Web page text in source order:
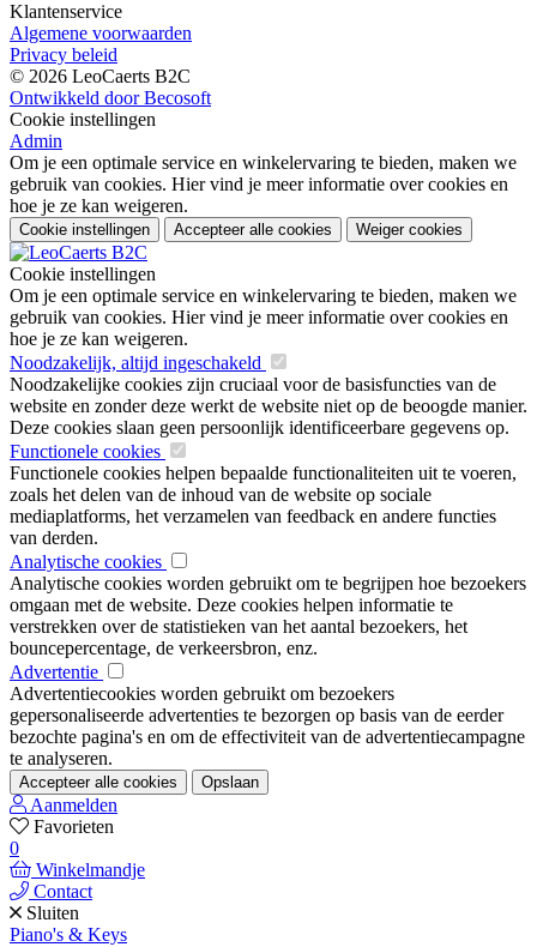
Klantenservice
Algemene voorwaarden
Privacy beleid
© 2026 LeoCaerts B2C
Ontwikkeld door Becosoft
Cookie instellingen
Admin
Om je een optimale service en winkelervaring te bieden, maken we
gebruik van cookies. Hier vind je meer informatie over cookies en
hoe je ze kan weigeren.
Cookie instellingen Accepteer alle cookies Weiger cookies
Cookie instellingen
Om je een optimale service en winkelervaring te bieden, maken we
gebruik van cookies. Hier vind je meer informatie over cookies en
hoe je ze kan weigeren.
Noodzakelijk, altijd ingeschakeld
Noodzakelijke cookies zijn cruciaal voor de basisfuncties van de
website en zonder deze werkt de website niet op de beoogde manier.
Deze cookies slaan geen persoonlijk identificeerbare gegevens op.
Functionele cookies
Functionele cookies helpen bepaalde functionaliteiten uit te voeren,
zoals het delen van de inhoud van de website op sociale
mediaplatforms, het verzamelen van feedback en andere functies
van derden.
Analytische cookies
Analytische cookies worden gebruikt om te begrijpen hoe bezoekers
omgaan met de website. Deze cookies helpen informatie te
verstrekken over de statistieken van het aantal bezoekers, het
bouncepercentage, de verkeersbron, enz.
Advertentie
Advertentiecookies worden gebruikt om bezoekers
gepersonaliseerde advertenties te bezorgen op basis van de eerder
bezochte pagina's en om de effectiviteit van de advertentiecampagne
te analyseren.
Accepteer alle cookies Opslaan
Aanmelden
Favorieten
0
Winkelmandje
Contact
Sluiten
Piano's & Keys